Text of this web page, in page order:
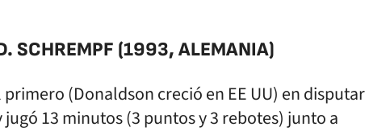
SCHREMPF (1993, ALEMANIA)
(Donaldson creció en EE UU) en disputar
jugó 13 minutos (3 puntos y 3 rebotes) junto a